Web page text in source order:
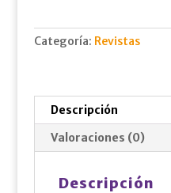
Categoría: Revistas
Descripción
Valoraciones (0)
Descripción